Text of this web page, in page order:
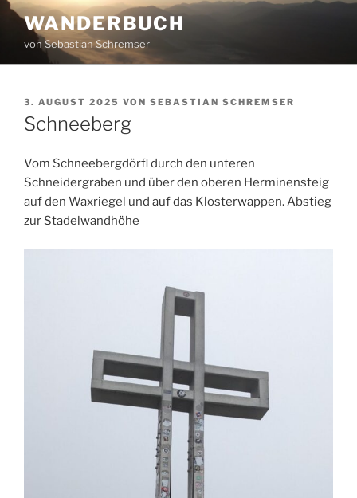
Zum
Inhalt
springen
WANDERBUCH
von Sebastian Schremser
VERÖFFENTLICHT
AM
3. AUGUST 2025 VON SEBASTIAN SCHREMSER
Schneeberg
Vom Schneebergdörfl durch den unteren
Schneidergraben und über den oberen Herminensteig
auf den Waxriegel und auf das Klosterwappen. Abstieg
zur Stadelwandhöhe